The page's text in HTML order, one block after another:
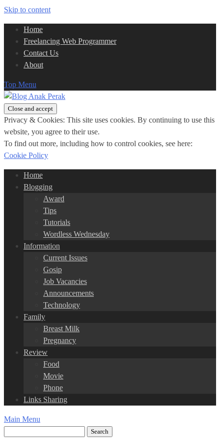
Skip to content
Home
Freelancing Web Programmer
Contact Us
About
Top Menu
Privacy & Cookies: This site uses cookies. By continuing to use this
website, you agree to their use.
To find out more, including how to control cookies, see here:
Cookie Policy
Home
Blogging
Award
Tips
Tutorials
Wordless Wednesday
Information
Current Issues
Gosip
Job Vacancies
Announcements
Technology
Family
Breast Milk
Pregnancy
Review
Food
Movie
Phone
Links Sharing
Main Menu